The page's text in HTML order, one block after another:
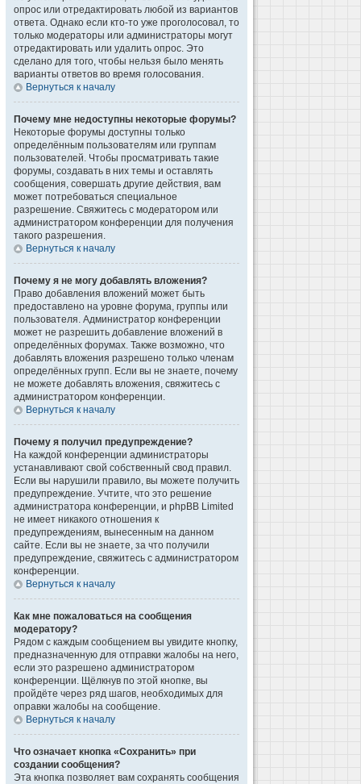
опрос или отредактировать любой из вариантов
ответа. Однако если кто-то уже проголосовал, то
только модераторы или администраторы могут
отредактировать или удалить опрос. Это
сделано для того, чтобы нельзя было менять
варианты ответов во время голосования.
Вернуться к началу
Почему мне недоступны некоторые форумы?
Некоторые форумы доступны только
определённым пользователям или группам
пользователей. Чтобы просматривать такие
форумы, создавать в них темы и оставлять
сообщения, совершать другие действия, вам
может потребоваться специальное
разрешение. Свяжитесь с модератором или
администратором конференции для получения
такого разрешения.
Вернуться к началу
Почему я не могу добавлять вложения?
Право добавления вложений может быть
предоставлено на уровне форума, группы или
пользователя. Администратор конференции
может не разрешить добавление вложений в
определённых форумах. Также возможно, что
добавлять вложения разрешено только членам
определённых групп. Если вы не знаете, почему
не можете добавлять вложения, свяжитесь с
администратором конференции.
Вернуться к началу
Почему я получил предупреждение?
На каждой конференции администраторы
устанавливают свой собственный свод правил.
Если вы нарушили правило, вы можете получить
предупреждение. Учтите, что это решение
администратора конференции, и phpBB Limited
не имеет никакого отношения к
предупреждениям, вынесенным на данном
сайте. Если вы не знаете, за что получили
предупреждение, свяжитесь с администратором
конференции.
Вернуться к началу
Как мне пожаловаться на сообщения
модератору?
Рядом с каждым сообщением вы увидите кнопку,
предназначенную для отправки жалобы на него,
если это разрешено администратором
конференции. Щёлкнув по этой кнопке, вы
пройдёте через ряд шагов, необходимых для
оправки жалобы на сообщение.
Вернуться к началу
Что означает кнопка «Сохранить» при
создании сообщения?
Эта кнопка позволяет вам сохранять сообщения